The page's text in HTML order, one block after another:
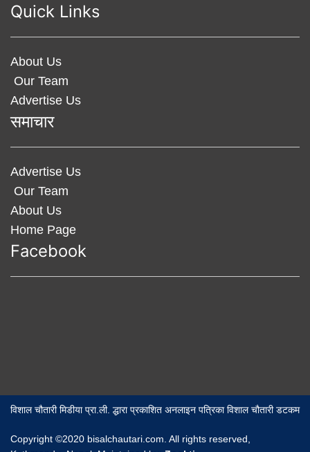
Quick Links
About Us
Our Team
Advertise Us
समाचार
Advertise Us
Our Team
About Us
Home Page
Facebook
विशाल चौतारी मिडीया प्रा.ली. द्धारा प्रकाशित अनलाइन पत्रिका विशाल चौतारी डटकम
Copyright ©2020 bisalchautari.com. All rights reserved,